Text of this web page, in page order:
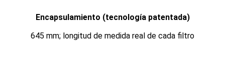
Encapsulamiento (tecnología patentada)
645 mm; longitud de medida real de cada filtro